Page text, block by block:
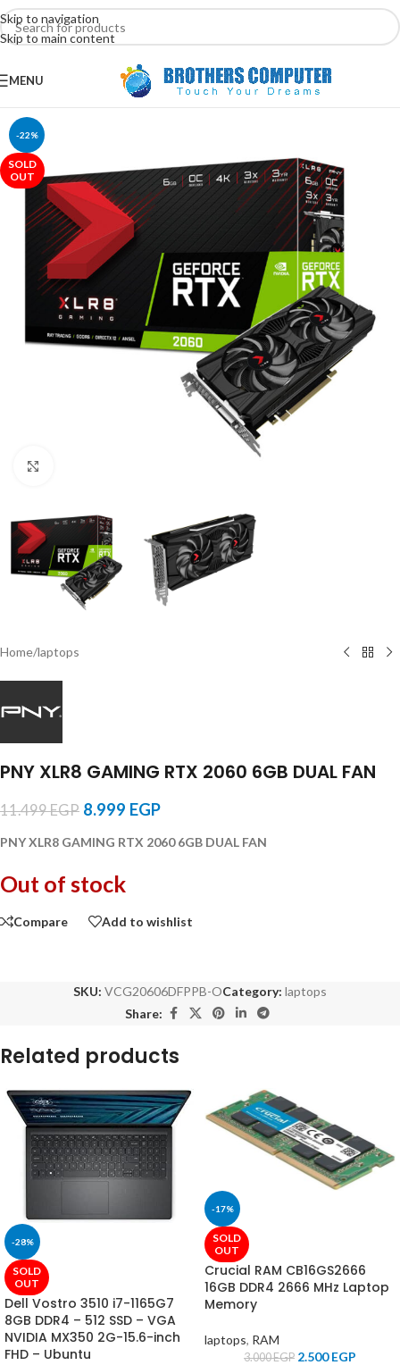
Skip to navigation
Skip to main content
MENU
-22%
SOLD
OUT
Home/laptops
PNY XLR8 GAMING RTX 2060 6GB DUAL FAN
11.499EGP 8.999 EGP
PNY XLR8 GAMING RTX 2060 6GB DUAL FAN
Out of stock
Compare Add to wishlist
SKU: VCG20606DFPPB-OCategory: laptops
Share:
Related products
-28%
SOLD
OUT
Dell Vostro 3510 i7-1165G7
8GB DDR4 – 512 SSD – VGA
NVIDIA MX350 2G-15.6-inch
FHD – Ubuntu
-17%
SOLD
OUT
Crucial RAM CB16GS2666
16GB DDR4 2666 MHz Laptop
Memory
laptops, RAM
3.000EGP 2.500EGP